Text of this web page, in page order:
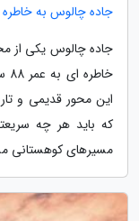
جاده چالوس به
جاده چالوس یکی از
این محور قدیمی و
که باید هر چه
مسیرهای کوهستانی